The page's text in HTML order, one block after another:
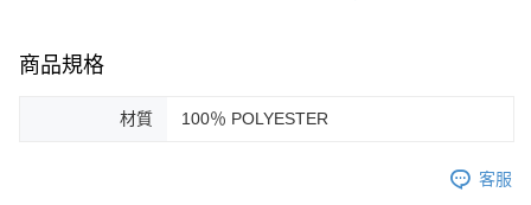
商品規格
材質 100％ POLYESTER
客服